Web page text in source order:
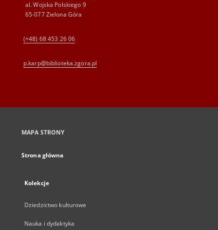
al. Wojska Polskiego 9
65-077 Zielona Góra
(+48) 68 453 26 06
p.karp@biblioteka.zgora.pl
MAPA STRONY
Strona główna
Kolekcje
Dziedzictwo kulturowe
Nauka i dydaktyka